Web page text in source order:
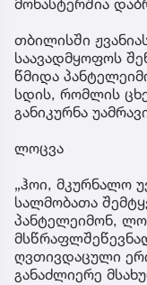
თბილისში
საავადმყოფოს
წმიდა
სდის, რომლის
განიკურნა
ლოცვა
„ჰოი, მკურნალო
სალმობათა
პანტელეიმონ,
ღვთივდაცული
განაძლიერე